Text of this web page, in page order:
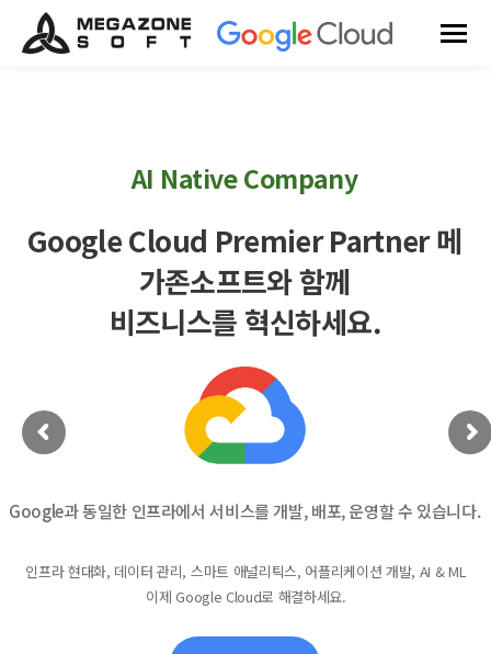
Google Cloud Premier Partner 메
가존소프트와 함께
비즈니스를 혁신하세요.
AI Native Company
Google과 동일한 인프라에서 서비스를 개발, 배포, 운영할 수 있습니다.
인프라 현대화, 데이터 관리, 스마트 애널리틱스, 어플리케이션 개발, AI & ML
이제 Google Cloud로 해결하세요.